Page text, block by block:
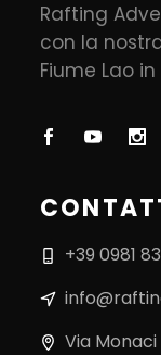
Rafting
con la
Fiume Lao
+39 0981
Via